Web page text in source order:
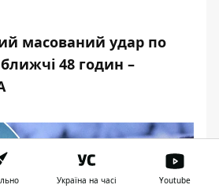
масований удар по
48 годин –
Україна на часі Youtube